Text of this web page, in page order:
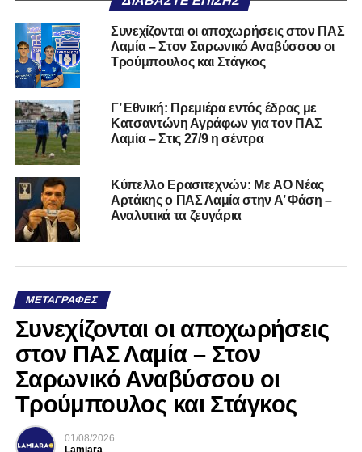
Συνεχίζονται οι αποχωρήσεις στον ΠΑΣ
Λαμία – Στον Σαρωνικό Αναβύσσου οι
Τρούμπουλος και Στάγκος
Γ’ Εθνική: Πρεμιέρα εντός έδρας με
Κατσαντώνη Αγράφων για τον ΠΑΣ
Λαμία – Στις 27/9 η σέντρα
Kύπελλο Ερασιτεχνών: Με AO Nέας
Αρτάκης ο ΠΑΣ Λαμία στην Α’ Φάση –
Αναλυτικά τα ζευγάρια
ΜΕΤΑΓΡΑΦΈΣ
Συνεχίζονται οι αποχωρήσεις
στον ΠΑΣ Λαμία – Στον
Σαρωνικό Αναβύσσου οι
Τρούμπουλος και Στάγκος
01/08/2026